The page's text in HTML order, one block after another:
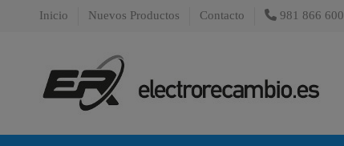
Inicio Nuevos Productos Contacto 981 866 600